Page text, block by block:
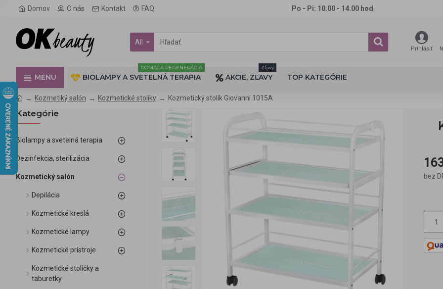
Domov O nás Kontakt FAQ Po - Pi: 10.00 - 14.00 hod
All
Prihlásiť
MENU BIOLAMPY A SVETELNÁ TERAPIA
DOMÁCA REGENERÁCIA
AKCIE, ZĽAVY
Zľavy
TOP KATEGÓRIE
Kozmetiký salón Kozmetické stolíky Kozmetický stolík Giovanni 1015A
Kategórie
Biolampy a svetelná terapia
Dezinfekcia, sterilizácia
Kozmetický salón
Depilácia
Kozmetické kreslá
Kozmetické lampy
Kozmetické prístroje
Kozmetické stoličky a
taburetky
bez